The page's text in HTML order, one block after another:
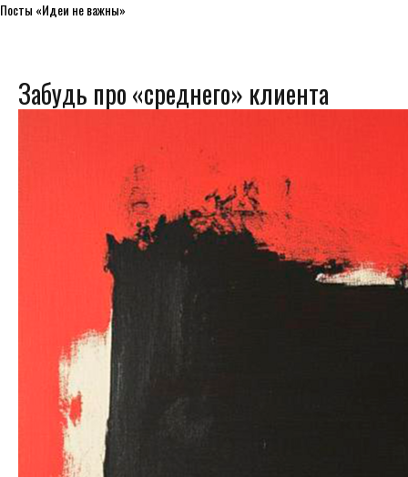
Посты «Идеи не важны»
Забудь про «среднего» клиента